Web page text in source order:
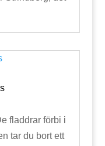
fladdrar förbi i
tar du bort ett